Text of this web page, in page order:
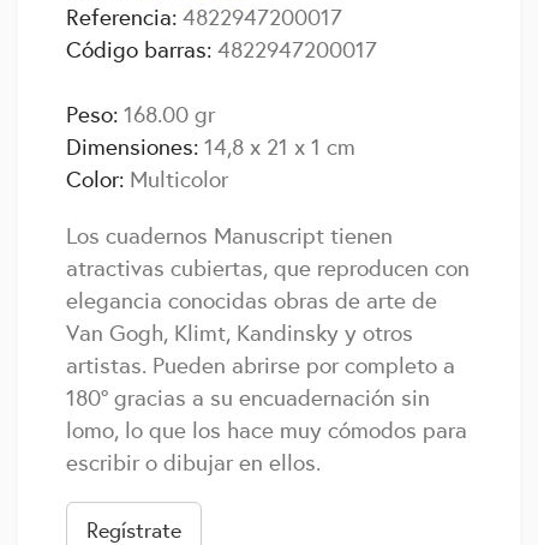
Referencia: 4822947200017
Código barras: 4822947200017
Peso: 168.00 gr
Dimensiones: 14,8 x 21 x 1 cm
Color: Multicolor
Los cuadernos Manuscript tienen
atractivas cubiertas, que reproducen con
elegancia conocidas obras de arte de
Van Gogh, Klimt, Kandinsky y otros
artistas. Pueden abrirse por completo a
180º gracias a su encuadernación sin
lomo, lo que los hace muy cómodos para
escribir o dibujar en ellos.
Regístrate